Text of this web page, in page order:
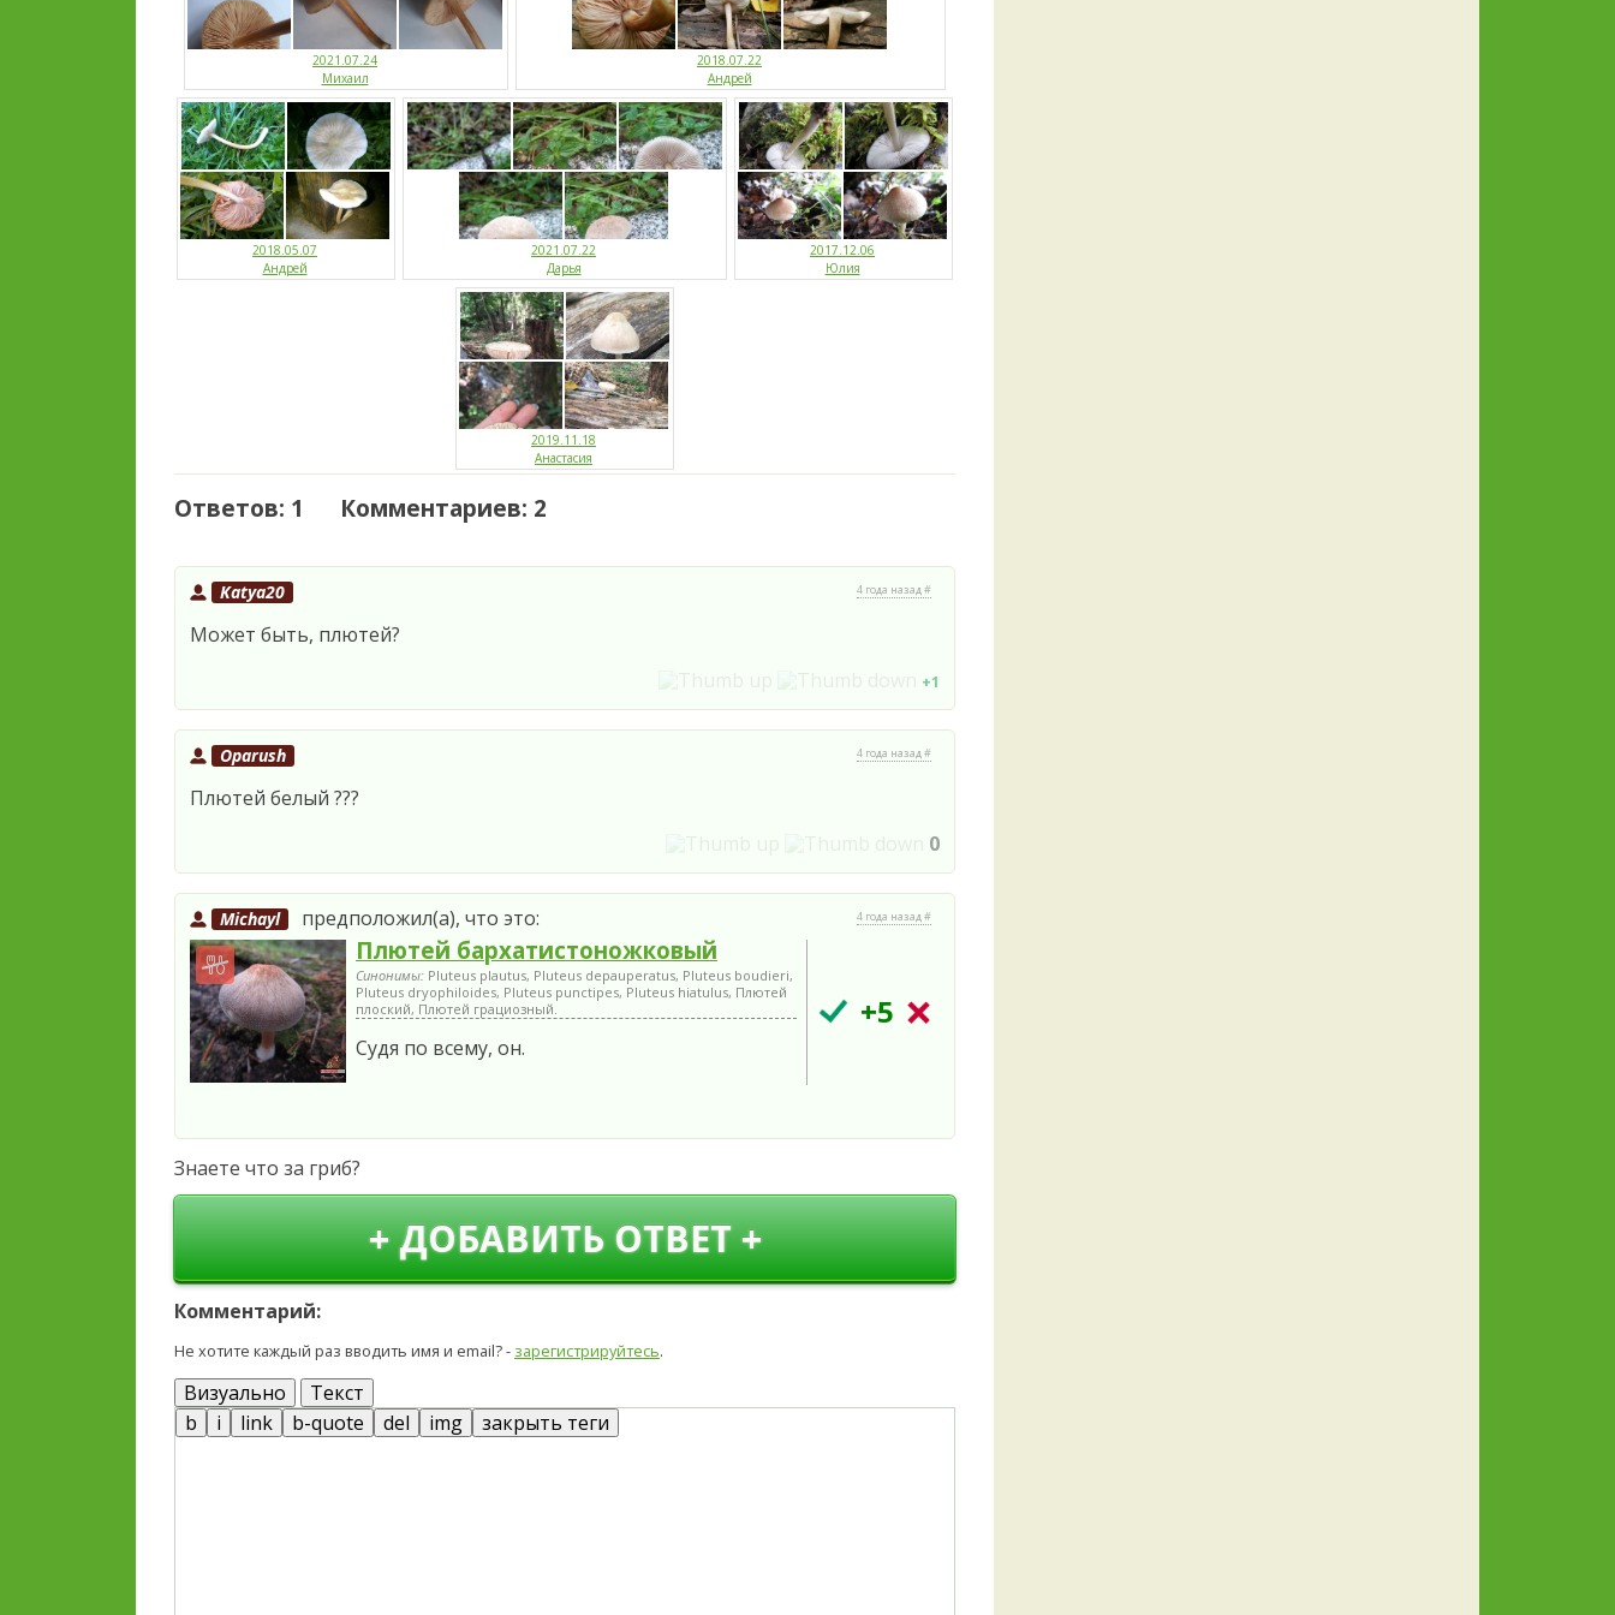
2021.07.24
Михаил
2018.07.22
Андрей
2018.05.07
Андрей
2021.07.22
Дарья
2017.12.06
Юлия
2019.11.18
Анастасия
Ответов: 1 Комментариев: 2
Katya20 4 года назад #
Может быть, плютей?
+1
Oparush 4 года назад #
Плютей белый ???
0
Michayl предположил(а), что это: 4 года назад #
Плютей бархатистоножковый
Синонимы: Pluteus plautus, Pluteus depauperatus, Pluteus boudieri,
Pluteus dryophiloides, Pluteus punctipes, Pluteus hiatulus, Плютей
плоский, Плютей грациозный.
Судя по всему, он.
+5
Знаете что за гриб?
+ ДОБАВИТЬ ОТВЕТ +
Комментарий:
Не хотите каждый раз вводить имя и email? - зарегистрируйтесь.
Визуально Текст